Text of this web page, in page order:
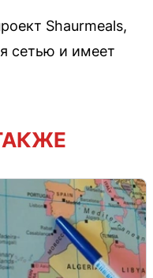
Shaurmeals,
сетью и имеет